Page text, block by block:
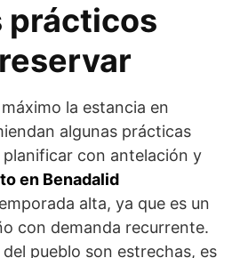
prácticos
la estancia en
algunas prácticas
planificar con antelación y
en Benadalid
alta, ya que es un
con demanda recurrente.
pueblo son estrechas, es